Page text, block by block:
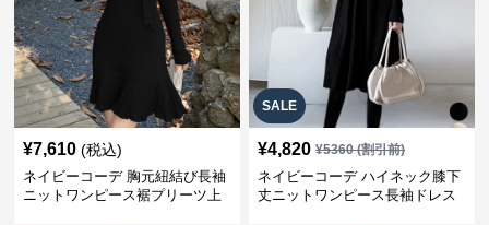
¥7,610 (税込)
ネイビーコーデ 胸元紐結び長袖
ニットワンピース裾プリーツ上
SALE
¥4,820 ¥5360(割引前)
ネイビーコーデ ハイネック膝下
丈ニットワンピース長袖ドレス